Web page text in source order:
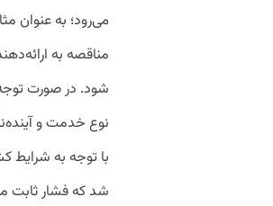
می‌رود؛ به‌ عنوان
مناقصه به
شود. در صورت
نوع خدمت و
با توجه به شرایط
شد که فشار ثابت